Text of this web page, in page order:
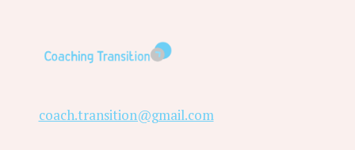
coach.transition@gmail.com